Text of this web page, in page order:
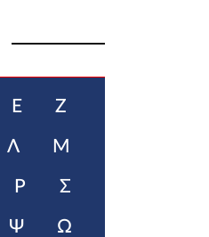
Ε Ζ
Λ Μ
Ρ Σ
Ψ Ω